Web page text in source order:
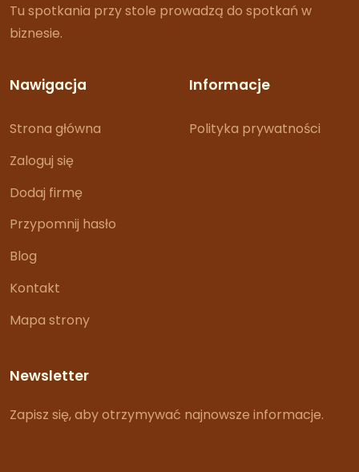
Tu spotkania przy stole prowadzą do spotkań w
biznesie.
Nawigacja
Strona główna
Zaloguj się
Dodaj firmę
Przypomnij hasło
Blog
Kontakt
Mapa strony
Informacje
Polityka prywatności
Newsletter
Zapisz się, aby otrzymywać najnowsze informacje.